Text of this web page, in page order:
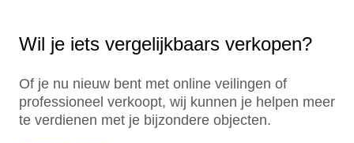
Wil je iets vergelijkbaars verkopen?
Of je nu nieuw bent met online veilingen of
professioneel verkoopt, wij kunnen je helpen meer
te verdienen met je bijzondere objecten.